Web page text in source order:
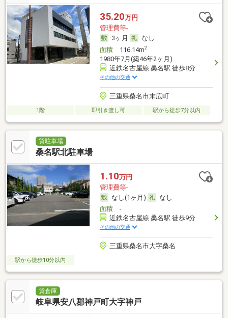
35.20万円
管理費等-
3ヶ月
なし
面積116.14m2
1980年7月(築46年2ヶ月)
近鉄名古屋線 桑名駅 徒歩8分
その他の交通
三重県桑名市末広町
1階 即引き渡し可 駅から徒歩7分以内
貸駐車場
桑名駅北駐車場
1.10万円
管理費等-
なし(1ヶ月)
なし
面積-
近鉄名古屋線 桑名駅 徒歩9分
その他の交通
三重県桑名市大字桑名
駅から徒歩10分以内
貸倉庫
岐阜県安八郡神戸町大字神戸